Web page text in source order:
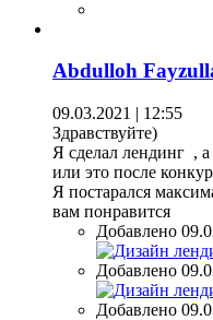
Abdulloh
09.03.2021 | 12:55
Здравствуйте)
Я сделал лендинг ,
или это после
Я постарался
вам понравится
Добавлено
Добавлено
Добавлено